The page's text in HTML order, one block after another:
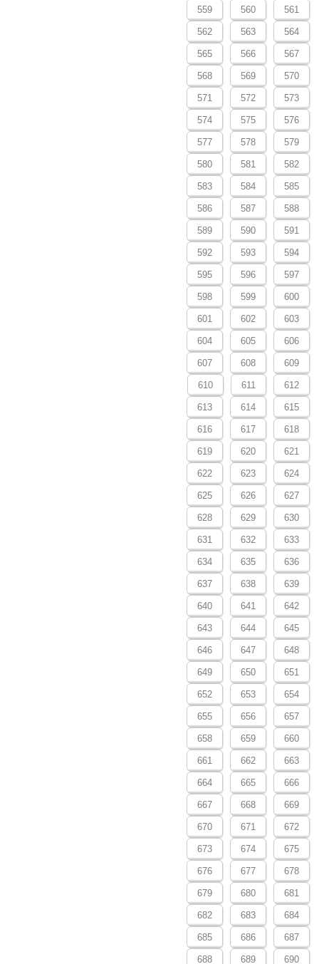
559 560 561
562 563 564
565 566 567
568 569 570
571 572 573
574 575 576
577 578 579
580 581 582
583 584 585
586 587 588
589 590 591
592 593 594
595 596 597
598 599 600
601 602 603
604 605 606
607 608 609
610 611 612
613 614 615
616 617 618
619 620 621
622 623 624
625 626 627
628 629 630
631 632 633
634 635 636
637 638 639
640 641 642
643 644 645
646 647 648
649 650 651
652 653 654
655 656 657
658 659 660
661 662 663
664 665 666
667 668 669
670 671 672
673 674 675
676 677 678
679 680 681
682 683 684
685 686 687
688 689 690